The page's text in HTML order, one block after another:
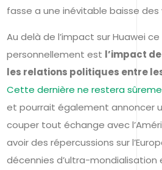
fasse a une inévitable baisse des
Au delà de l’impact sur Huawei
personnellement est l’impact
les relations politiques entre
Cette dernière ne restera
et pourrait également annoncer
couper tout échange avec
avoir des répercussions sur
décennies d’ultra-mondialisation